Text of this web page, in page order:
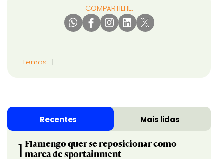
COMPARTILHE:
Temas
Recentes Mais lidas
1 Flamengo quer se reposicionar como
marca de sportainment